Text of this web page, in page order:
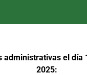
administrativas el día
2025: